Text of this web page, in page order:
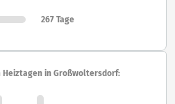
267 Tage
in Großwoltersdorf: